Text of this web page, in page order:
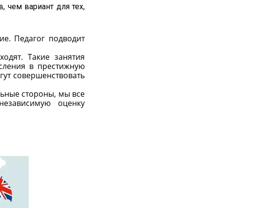
чем вариант для тех,
Педагог подводит
Такие занятия
в престижную
совершенствовать
стороны, мы все
оценку